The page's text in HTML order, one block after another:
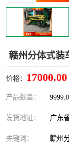
赣州分体式装
价格： 17000.00
产品数量：
发货地址： 广东
关键词： 赣州